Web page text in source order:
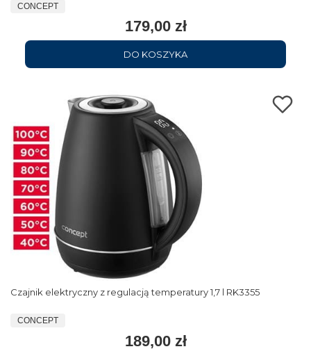
CONCEPT
179,00 zł
DO KOSZYKA
Czajnik elektryczny z regulacją temperatury 1,7 l RK3355
CONCEPT
189,00 zł